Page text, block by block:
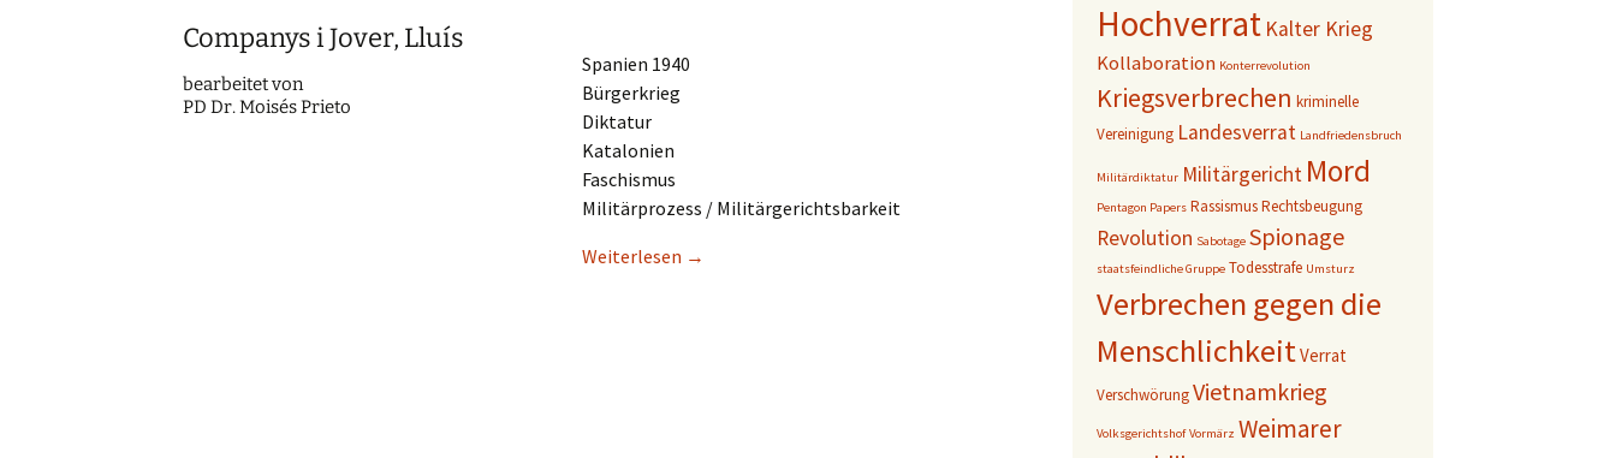
Companys i Jover, Lluís
bearbei­tet von
PD Dr. Moisés Prieto
Spani­en 1940
Bürgerkrieg
Diktatur
Katalonien
Faschismus
Militär­pro­zess / Militärgerichtsbarkeit
Weiter­le­sen →
Hochverrat Kalter Krieg
Kollaboration Konterrevolution
Kriegsverbrechen kriminelle
Vereinigung Landesverrat Landfriedensbruch
Militärdiktatur Militärgericht Mord
Pentagon Papers RassismusRechtsbeugung
Revolution Sabotage Spionage
staatsfeindliche Gruppe Todesstrafe Umsturz
Verbrechen gegen die
MenschlichkeitVerrat
VerschwörungVietnamkrieg
Volksgerichtshof Vormärz Weimarer